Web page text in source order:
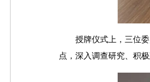
授牌仪式上，三位委
点，深入调查研究、积